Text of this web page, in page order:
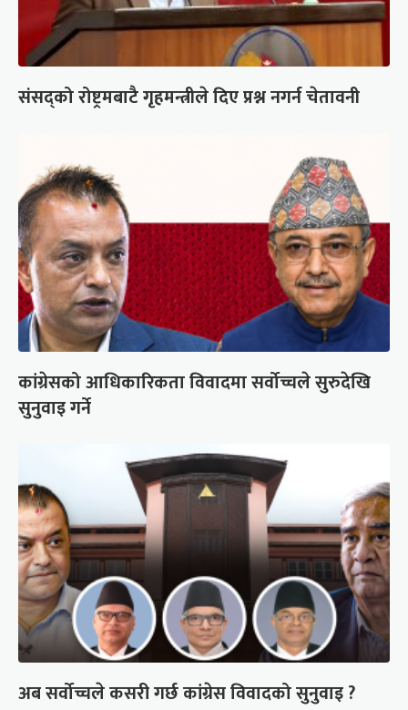
संसद्को रोष्ट्रमबाटै गृहमन्त्रीले दिए प्रश्न नगर्न चेतावनी
कांग्रेसको आधिकारिकता विवादमा सर्वोच्चले सुरुदेखि
सुनुवाइ गर्ने
अब सर्वोच्चले कसरी गर्छ कांग्रेस विवादको सुनुवाइ ?